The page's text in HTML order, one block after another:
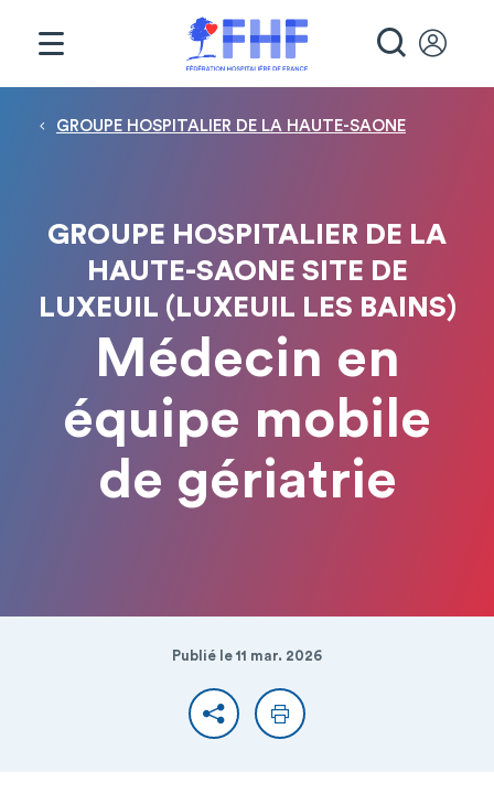
Fil d'Ariane
GROUPE HOSPITALIER DE LA HAUTE-SAONE
GROUPE HOSPITALIER DE LA
HAUTE-SAONE SITE DE
LUXEUIL (LUXEUIL LES BAINS)
Médecin en
équipe mobile
de gériatrie
Publié le 11 mar. 2026
PartagerImprimer
Panneau de gestion des cookies